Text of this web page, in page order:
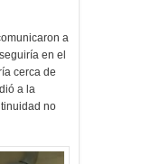
a
en el
cerca de
a la
no